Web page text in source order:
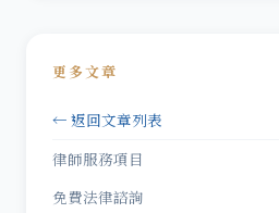
更多文章
← 返回文章列表
律師服務項目
免費法律諮詢